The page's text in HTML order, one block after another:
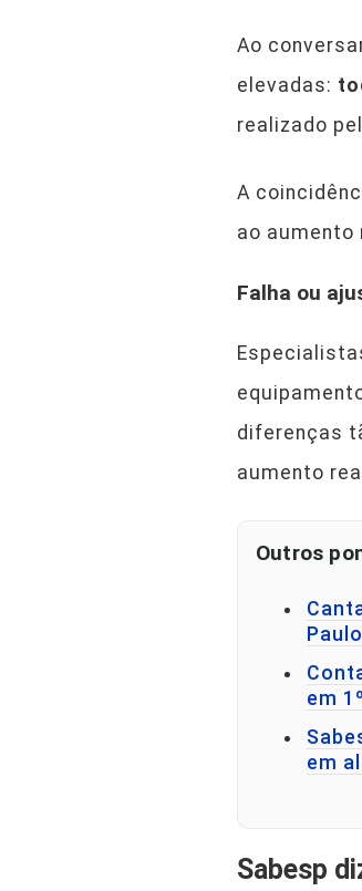
Ao
elevadas:
realizado
A
ao
Falha ou
diferenças
aumento
Outros
Paulo
em
em
Sabesp